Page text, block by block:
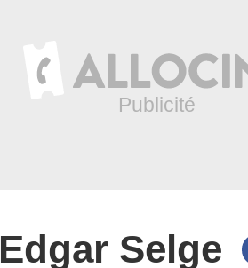
Edgar Selge